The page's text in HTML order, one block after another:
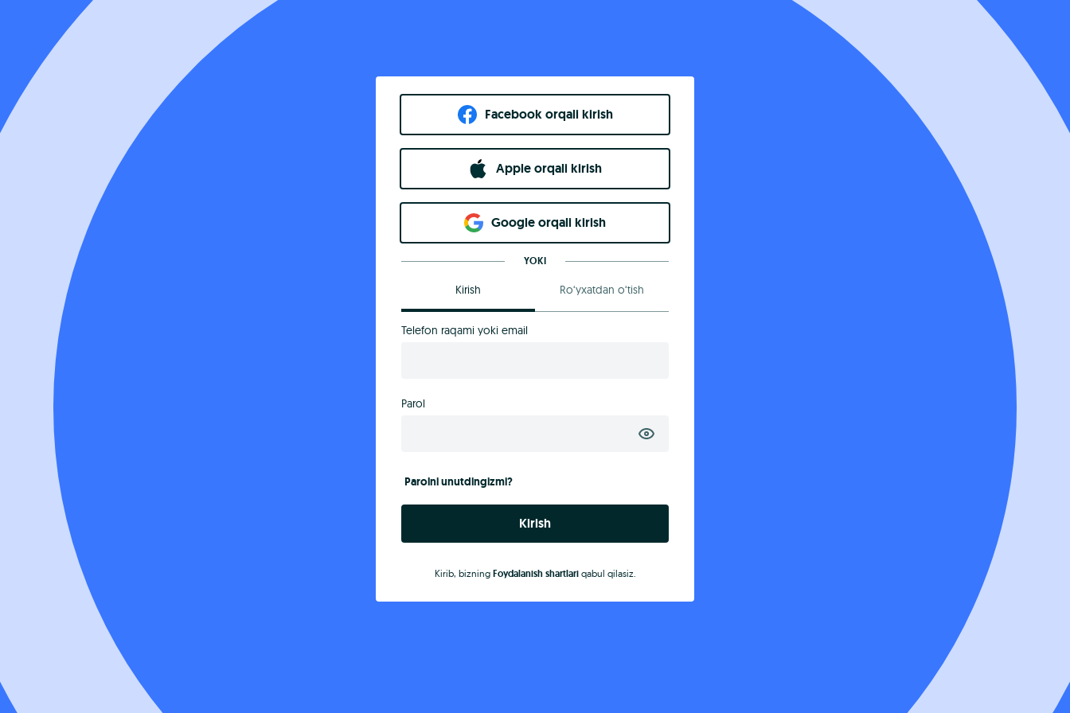
Facebook orqali kirish​
Apple orqali kirish
Goo​g​le orqali kirish
YOKI
Kirish Ro‘yxatdan o‘tish
Telefon raqami yoki email
Parol
Parolni unutdingizmi?
Kirish
Kirib, bizning Foydalanish shartlariqabul qilasiz.